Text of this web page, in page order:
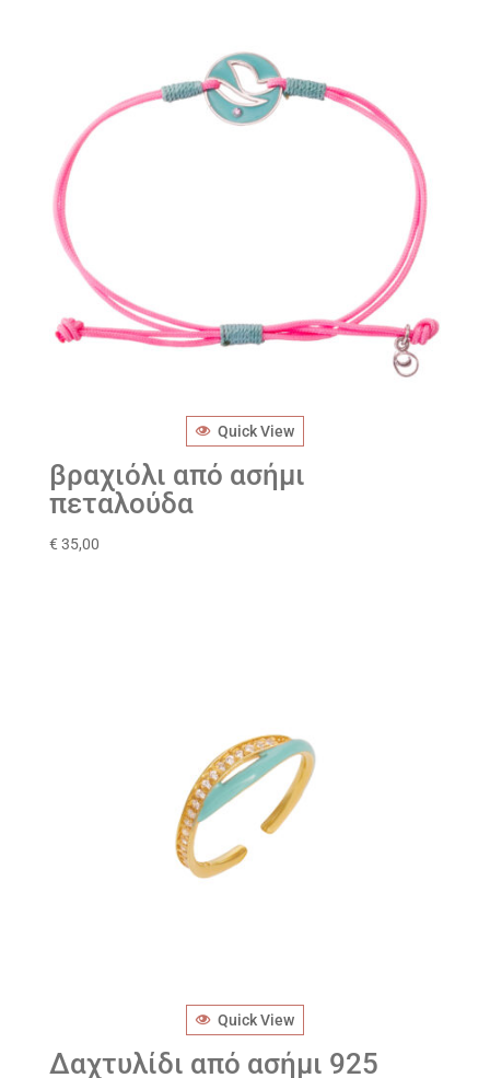
Quick View
βραχιόλι από ασήμι
πεταλούδα
€ 35,00
Quick View
Δαχτυλίδι από ασήμι 925